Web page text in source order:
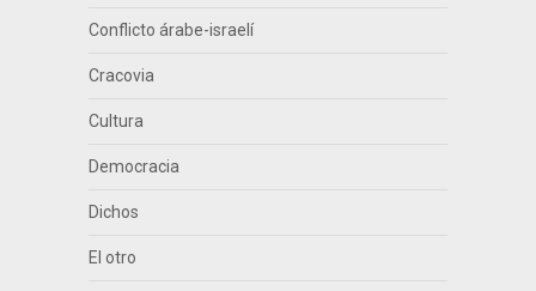
Conflicto árabe-israelí
Cracovia
Cultura
Democracia
Dichos
El otro